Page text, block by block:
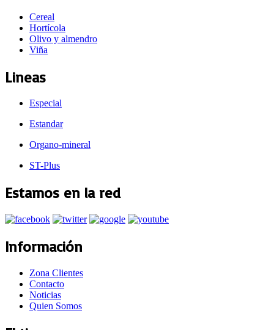
Cereal
Hortícola
Olivo y almendro
Viña
Lineas
Especial
Estandar
Organo-mineral
ST-Plus
Estamos en la red
Información
Zona Clientes
Contacto
Noticias
Quien Somos